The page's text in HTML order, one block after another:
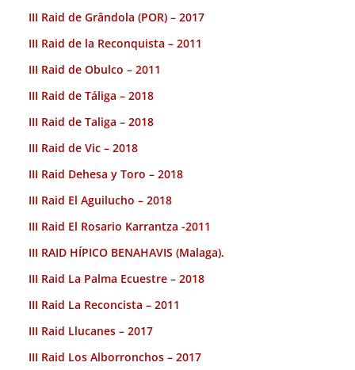
III Raid de Grândola (POR) – 2017
III Raid de la Reconquista – 2011
III Raid de Obulco – 2011
III Raid de Táliga – 2018
III Raid de Taliga – 2018
III Raid de Vic – 2018
III Raid Dehesa y Toro – 2018
III Raid El Aguilucho – 2018
III Raid El Rosario Karrantza -2011
III RAID HÍPICO BENAHAVIS (Malaga).
III Raid La Palma Ecuestre – 2018
III Raid La Reconcista – 2011
III Raid Llucanes – 2017
III Raid Los Alborronchos – 2017